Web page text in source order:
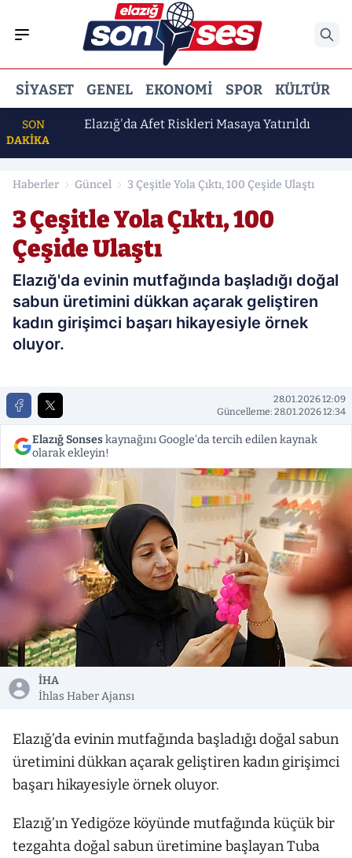
SIYASET GENEL EKONOMI SPOR KÜLTÜR
SON
DAKİKA
Elazığ'da Afet Riskleri Masaya Yatırıldı
Haberler Güncel 3 Çeşitle Yola Çıktı, 100 Çeşide Ulaştı
3 Çeşitle Yola Çıktı, 100
Çeşide Ulaştı
Elazığ'da evinin mutfağında başladığı doğal
sabun üretimini dükkan açarak geliştiren
kadın girişimci başarı hikayesiyle örnek
oluyor.
28.01.2026 12:09
Güncelleme: 28.01.2026 12:34
Elazığ Sonseskaynağını Google'da tercih edilen kaynak
olarak ekleyin!
İHA
İhlas Haber Ajansı
Elazığ’da evinin mutfağında başladığı doğal sabun
üretimini dükkan açarak geliştiren kadın girişimci
başarı hikayesiyle örnek oluyor.
Elazığ’ın Yedigöze köyünde mutfağında küçük bir
tezgahta doğal sabun üretimine başlayan Tuba